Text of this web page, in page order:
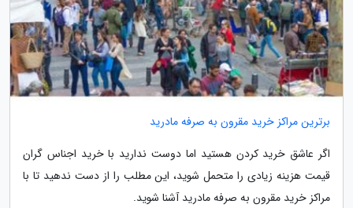
برترین مراکز خرید مقرون به صرفه مادرید
اگر عاشق خرید کردن هستید اما دوست ندارید با خرید اجناس گران
قیمت هزینه زیادی را متحمل شوید، این مطلب را از دست ندهید تا با
مراکز خرید مقرون به صرفه مادرید آشنا شوید.